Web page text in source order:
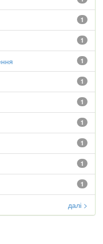
1
1
1
1
1
1
1
1
1
далі >